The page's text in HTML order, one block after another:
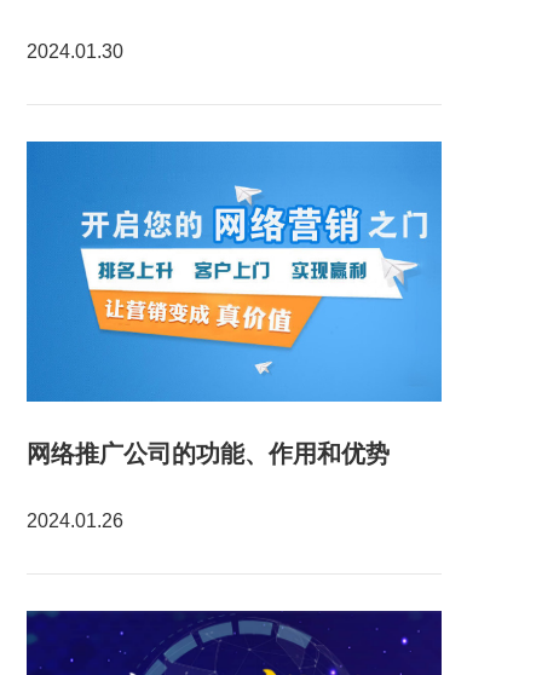
2024.01.30
网络推广公司的功能、作用和优势
2024.01.26